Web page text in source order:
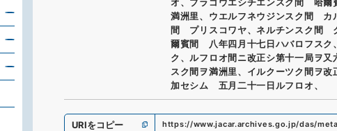
満洲里、ウエルフネウジンスク間 カ
間 プリスコワヤ、ネルチンスク間
爾賓間 八年四月十七日ハバロフスク
ク、ルフロオ間ニ改正シ第十一局ヲ
スク間ヲ満洲里、イルクーツク間ヲ
加セシム 五月二十一日ルフロオ、
URIをコピー https://www.jacar.archives.go.jp/das/